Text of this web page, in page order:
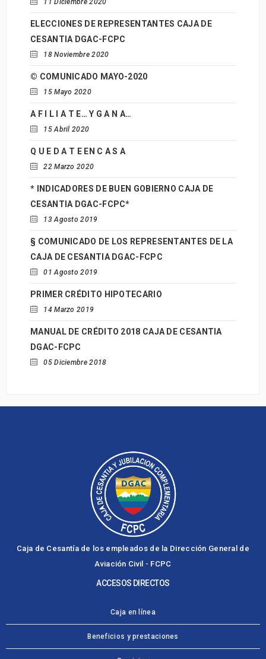
11 Diciembre 2020
ELECCIONES DE REPRESENTANTES CAJA DE
CESANTIA DGAC-FCPC
18 Noviembre 2020
© COMUNICADO MAYO-2020
15 Mayo 2020
A F I L I A T E… Y G A N A…
15 Abril 2020
Q U E D A T E EN C A S A
22 Marzo 2020
* INDICADORES DE BUEN GOBIERNO CAJA DE
CESANTIA DGAC-FCPC*
13 Agosto 2019
§ COMUNICADO DE LOS REPRESENTANTES DE LA
CAJA DE CESANTIA DGAC-FCPC
01 Agosto 2019
PRIMER CRÉDITO HIPOTECARIO
14 Marzo 2019
MANUAL DE CRÉDITO 2018 CAJA DE CESANTIA
DGAC-FCPC
05 Diciembre 2018
Caja de Cesantía de los empleados de la Dirección General de
Aviación Civil - FCPC
ACCESOS DIRECTOS
Caja en línea
Beneficios y prestaciones